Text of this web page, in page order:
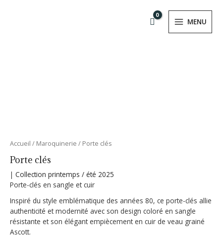
MAIN
MENU
MENU
Accueil / Maroquinerie / Porte clés
Porte clés
| Collection printemps / été 2025
Porte-clés en sangle et cuir
Inspiré du style emblématique des années 80, ce porte-clés allie
authenticité et modernité avec son design coloré en sangle
résistante et son élégant empiècement en cuir de veau grainé
Ascott.
quantité
Porte
clés